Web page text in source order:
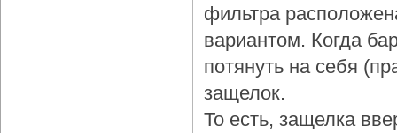
фильтра
вариантом. Когда
потянуть на себя
защелок.
То есть, защелка